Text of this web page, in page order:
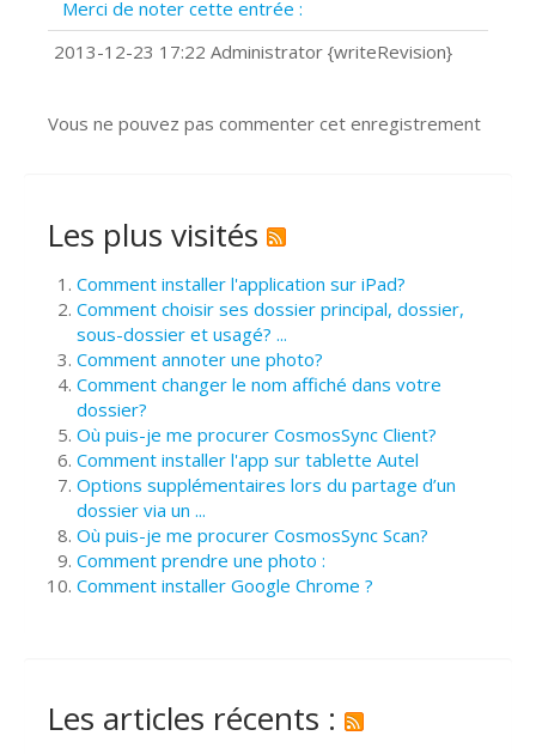
?
Comment accéder à votre compte
Merci de noter cette entrée :
2013-12-23 17:22 Administrator {writeRevision}
Vous ne pouvez pas commenter cet enregistrement
Les plus visités
Comment installer l'application sur iPad?
Comment choisir ses dossier principal, dossier,
sous-dossier et usagé? ...
Comment annoter une photo?
Comment changer le nom affiché dans votre
dossier?
Où puis-je me procurer CosmosSync Client?
Comment installer l'app sur tablette Autel
Options supplémentaires lors du partage d’un
dossier via un ...
Où puis-je me procurer CosmosSync Scan?
Comment prendre une photo :
Comment installer Google Chrome ?
Les articles récents :